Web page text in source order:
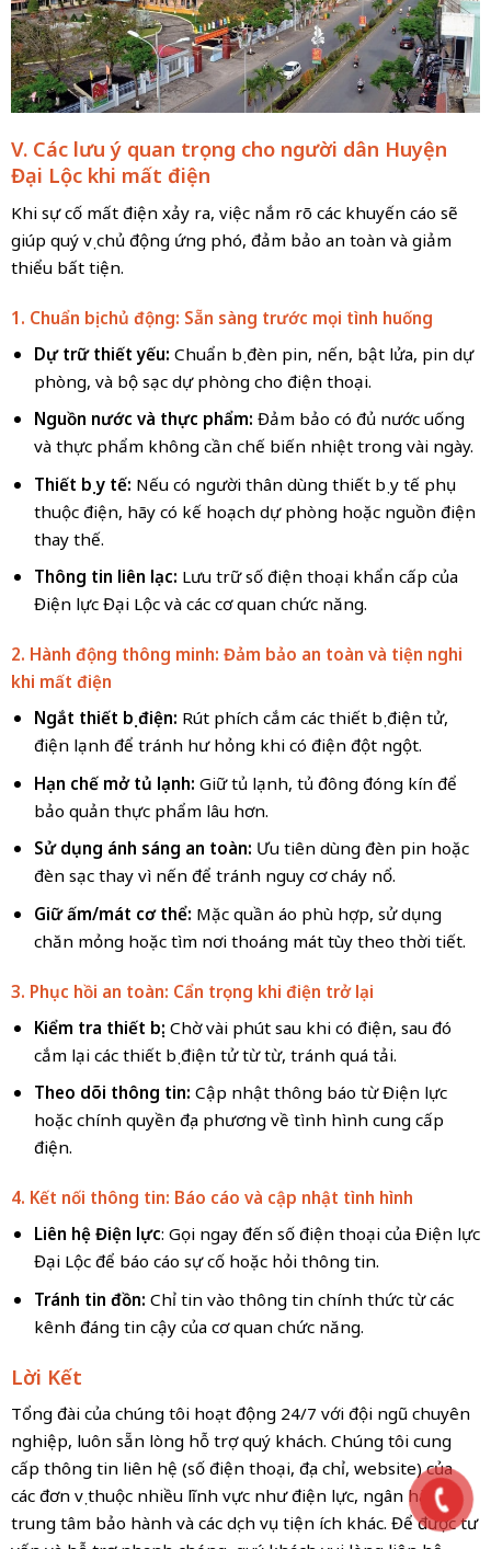
V. Các lưu ý quan trọng cho người dân Huyện
Đại Lộc khi mất điện
Khi sự cố mất điện xảy ra, việc nắm rõ các khuyến cáo sẽ
giúp quý vị chủ động ứng phó, đảm bảo an toàn và giảm
thiểu bất tiện.
1. Chuẩn bị chủ động: Sẵn sàng trước mọi tình huống
Dự trữ thiết yếu: Chuẩn bị đèn pin, nến, bật lửa, pin dự
phòng, và bộ sạc dự phòng cho điện thoại.
Nguồn nước và thực phẩm: Đảm bảo có đủ nước uống
và thực phẩm không cần chế biến nhiệt trong vài ngày.
Thiết bị y tế: Nếu có người thân dùng thiết bị y tế phụ
thuộc điện, hãy có kế hoạch dự phòng hoặc nguồn điện
thay thế.
Thông tin liên lạc: Lưu trữ số điện thoại khẩn cấp của
Điện lực Đại Lộc và các cơ quan chức năng.
2. Hành động thông minh: Đảm bảo an toàn và tiện nghi
khi mất điện
Ngắt thiết bị điện: Rút phích cắm các thiết bị điện tử,
điện lạnh để tránh hư hỏng khi có điện đột ngột.
Hạn chế mở tủ lạnh: Giữ tủ lạnh, tủ đông đóng kín để
bảo quản thực phẩm lâu hơn.
Sử dụng ánh sáng an toàn: Ưu tiên dùng đèn pin hoặc
đèn sạc thay vì nến để tránh nguy cơ cháy nổ.
Giữ ấm/mát cơ thể: Mặc quần áo phù hợp, sử dụng
chăn mỏng hoặc tìm nơi thoáng mát tùy theo thời tiết.
3. Phục hồi an toàn: Cẩn trọng khi điện trở lại
Kiểm tra thiết bị: Chờ vài phút sau khi có điện, sau đó
cắm lại các thiết bị điện tử từ từ, tránh quá tải.
Theo dõi thông tin: Cập nhật thông báo từ Điện lực
hoặc chính quyền địa phương về tình hình cung cấp
điện.
4. Kết nối thông tin: Báo cáo và cập nhật tình hình
Liên hệ Điện lực: Gọi ngay đến số điện thoại của Điện lực
Đại Lộc để báo cáo sự cố hoặc hỏi thông tin.
Tránh tin đồn: Chỉ tin vào thông tin chính thức từ các
kênh đáng tin cậy của cơ quan chức năng.
Lời Kết
Tổng đài của chúng tôi hoạt động 24/7 với đội ngũ chuyên
nghiệp, luôn sẵn lòng hỗ trợ quý khách. Chúng tôi cung
cấp thông tin liên hệ (số điện thoại, địa chỉ, website) của
các đơn vị thuộc nhiều lĩnh vực như điện lực, ngân hàng,
trung tâm bảo hành và các dịch vụ tiện ích khác. Để được tư